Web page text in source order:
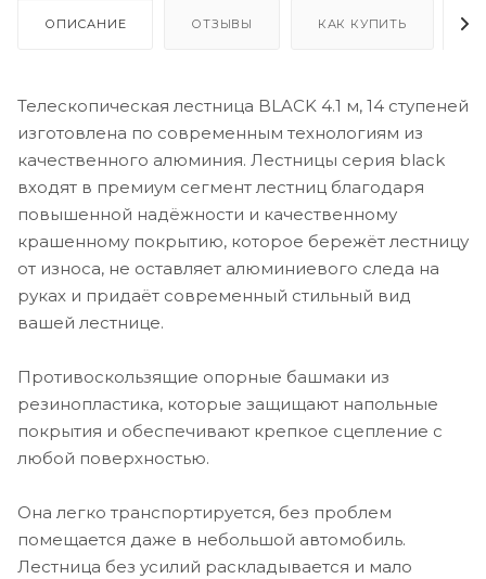
ОПИСАНИЕ ОТЗЫВЫ КАК КУПИТЬ
Телескопическая лестница BLACK 4.1 м, 14 ступеней
изготовлена по современным технологиям из
качественного алюминия. Лестницы серия black
входят в премиум сегмент лестниц благодаря
повышенной надёжности и качественному
крашенному покрытию, которое бережёт лестницу
от износа, не оставляет алюминиевого следа на
руках и придаёт современный стильный вид
вашей лестнице.
Противоскользящие опорные башмаки из
резинопластика, которые защищают напольные
покрытия и обеспечивают крепкое сцепление с
любой поверхностью.
Она легко транспортируется, без проблем
помещается даже в небольшой автомобиль.
Лестница без усилий раскладывается и мало